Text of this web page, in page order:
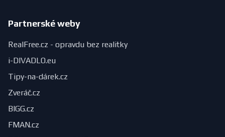
Partnerské weby
RealFree.cz - opravdu bez realitky
i-DIVADLO.eu
Tipy-na-dárek.cz
Zveráč.cz
BIGG.cz
FMAN.cz